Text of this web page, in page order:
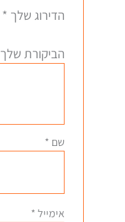
הדירוג שלך *
הביקורת שלך
שם *
אימייל*